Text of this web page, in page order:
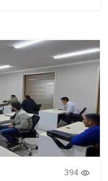
394